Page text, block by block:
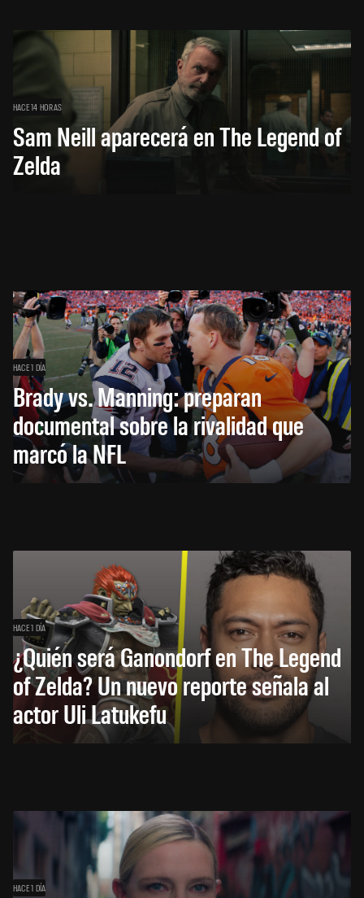
HACE 14 HORAS
Sam Neill aparecerá en The Legend of
Zelda
HACE 1 DÍA
Brady vs. Manning: preparan
documental sobre la rivalidad que
marcó la NFL
HACE 1 DÍA
¿Quién será Ganondorf en The Legend
of Zelda? Un nuevo reporte señala al
actor Uli Latukefu
HACE 1 DÍA